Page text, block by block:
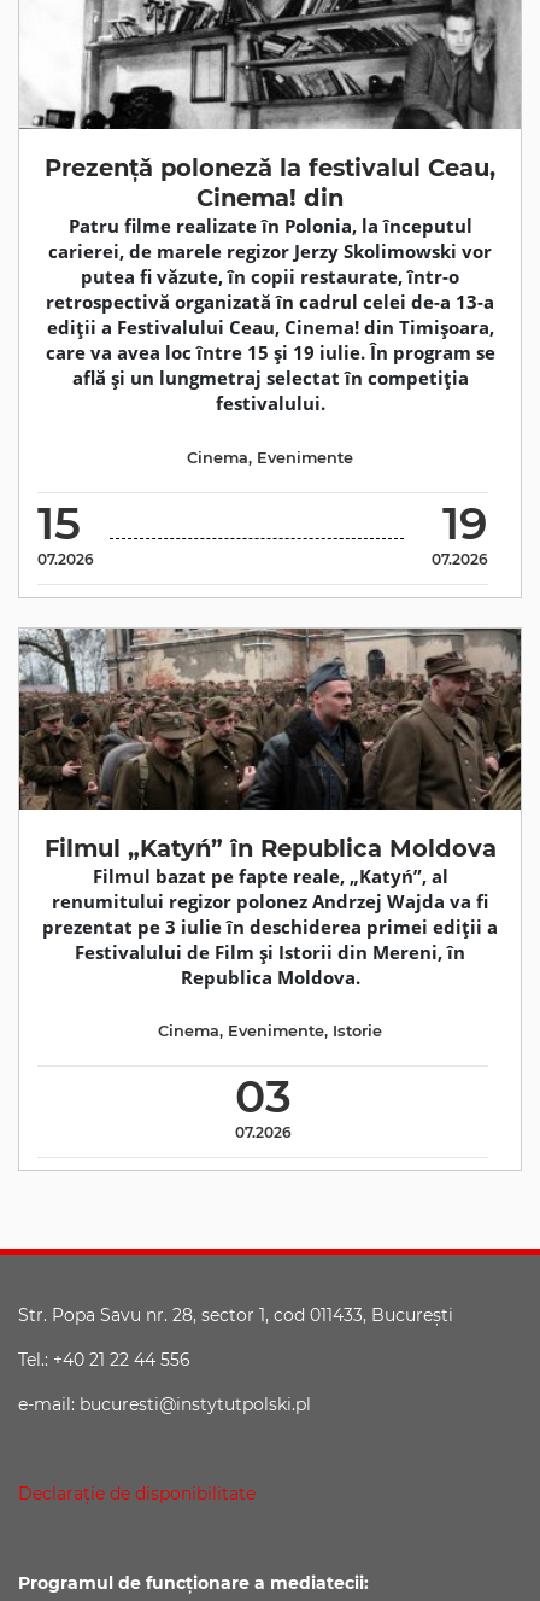
Prezență poloneză la festivalul Ceau,
Cinema! din
Patru filme realizate în Polonia, la începutul
carierei, de marele regizor Jerzy Skolimowski vor
putea fi văzute, în copii restaurate, într-o
retrospectivă organizată în cadrul celei de-a 13-a
ediții a Festivalului Ceau, Cinema! din Timişoara,
care va avea loc între 15 şi 19 iulie. În program se
află și un lungmetraj selectat în competiția
festivalului.
15
07.2026
19
07.2026
Cinema, Evenimente
Filmul „Katyń” în Republica Moldova
Filmul bazat pe fapte reale, „Katyń”, al
renumitului regizor polonez Andrzej Wajda va fi
prezentat pe 3 iulie în deschiderea primei ediții a
Festivalului de Film și Istorii din Mereni, în
Republica Moldova.
03
07.2026
Cinema, Evenimente, Istorie
Str. Popa Savu nr. 28, sector 1, cod 011433, Bucureşti
Tel.: +40 21 22 44 556
e-mail: bucuresti@instytutpolski.pl
Declaraţie de disponibilitate
Programul de funcționare a mediatecii: